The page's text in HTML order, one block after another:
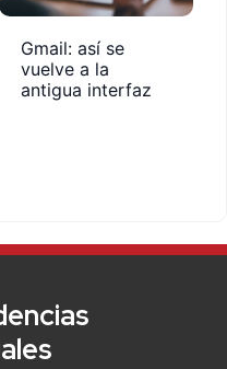
Gmail: así se
vuelve a la
antigua interfaz